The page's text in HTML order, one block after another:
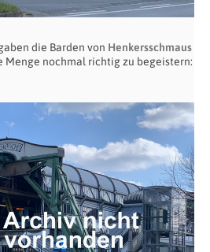
die Barden von Henkersschmaus
Menge nochmal richtig zu begeistern: